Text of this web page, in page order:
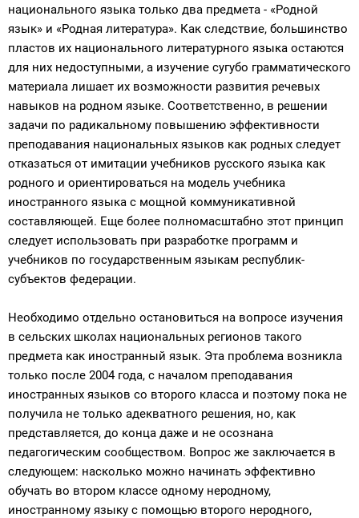
национального языка только два предмета - «Родной
язык» и «Родная литература». Как следствие, большинство
пластов их национального литературного языка остаются
для них недоступными, а изучение сугубо грамматического
материала лишает их возможности развития речевых
навыков на родном языке. Соответственно, в решении
задачи по радикальному повышению эффективности
преподавания национальных языков как родных следует
отказаться от имитации учебников русского языка как
родного и ориентироваться на модель учебника
иностранного языка с мощной коммуникативной
составляющей. Еще более полномасштабно этот принцип
следует использовать при разработке программ и
учебников по государственным языкам республик-
субъектов федерации.
Необходимо отдельно остановиться на вопросе изучения
в сельских школах национальных регионов такого
предмета как иностранный язык. Эта проблема возникла
только после 2004 года, с началом преподавания
иностранных языков со второго класса и поэтому пока не
получила не только адекватного решения, но, как
представляется, до конца даже и не осознана
педагогическим сообществом. Вопрос же заключается в
следующем: насколько можно начинать эффективно
обучать во втором классе одному неродному,
иностранному языку с помощью второго неродного,